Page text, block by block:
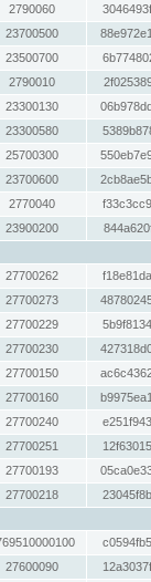
2790060
23700500
23500700
2790010
23300130
23300580
25700300
23700600
2770040
23900200
27700262
27700273
27700229
27700230
27700150
27700160
27700240
27700251
27700193
27700218
27600090